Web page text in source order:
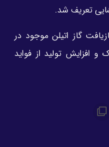
تعریف شد.
گاز اتیلن موجود در
افزایش تولید از فواید